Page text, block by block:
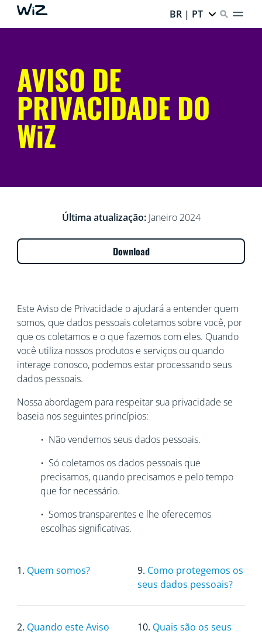
BR | PT
AVISO DE
PRIVACIDADE DO
WiZ
Última atualização:Janeiro 2024
Download
Este Aviso de Privacidade o ajudará a entender quem
somos, que dados pessoais coletamos sobre você, por
que os coletamos e o que fazemos com eles. Quando
você utiliza nossos produtos e serviços ou quando
interage conosco, podemos estar processando seus
dados pessoais.
Nossa abordagem para respeitar sua privacidade se
baseia nos seguintes princípios:
• Não vendemos seus dados pessoais.
• Só coletamos os dados pessoais que
precisamos, quando precisamos e pelo tempo
que for necessário.
• Somos transparentes e lhe oferecemos
escolhas significativas.
1. Quem somos? 9. Como protegemos os
seus dados pessoais?
2. Quando este Aviso
10. Quais são os seus